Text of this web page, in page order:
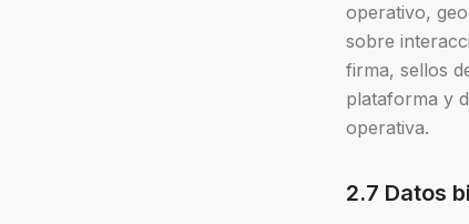
operativo,
sobre
firma, sellos
plataforma y
operativa.
2.7 Datos